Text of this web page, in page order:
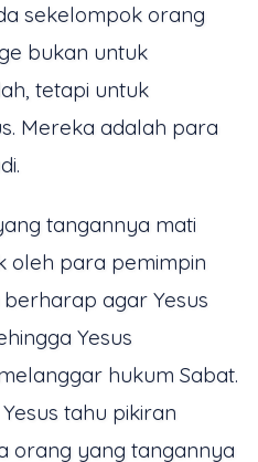
sekelompok orang
bukan untuk
tetapi untuk
Mereka adalah para
tangannya mati
oleh para pemimpin
agar Yesus
Yesus
hukum Sabat.
tahu pikiran
orang yang tangannya